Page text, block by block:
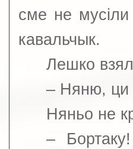
сме не
кавальчык.
Лешко
– Няню, ци
Няньо не
–